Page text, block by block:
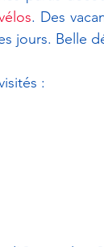
. Des
jours. Belle
: